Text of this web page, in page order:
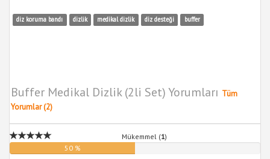
diz koruma bandı dizlik medikal dizlik diz desteği buffer
Buffer Medikal Dizlik (2li Set) Yorumları Tüm
Yorumlar (2)
Mükemmel (1)
50 %